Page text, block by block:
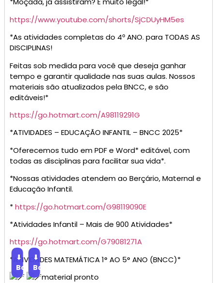
https://www.youtube.com/shorts/SjCDUyHM5es
*As atividades completas do 4º ANO. para TODAS AS
DISCIPLINAS!
Feitas sob medida para você que deseja ganhar
tempo e garantir qualidade nas suas aulas. Nossos
materiais são atualizados pela BNCC, e são
editáveis!*
https://go.hotmart.com/A98119291G
*ATIVIDADES – EDUCAÇÃO INFANTIL – BNCC 2025*
*Oferecemos tudo em PDF e Word* editável, com
todas as disciplinas para facilitar sua vida*.
*Nossas atividades atendem ao Berçário, Maternal e
Educação Infantil.
*https://go.hotmart.com/G98119090E
*Atividades Infantil – Mais de 900 Atividades*
https://go.hotmart.com/G79081271A
*ATIVIDADES MATEMÁTICA 1° AO 5° ANO (BNCC)*
⬇
Baixar
⬇
Baixar
material pronto